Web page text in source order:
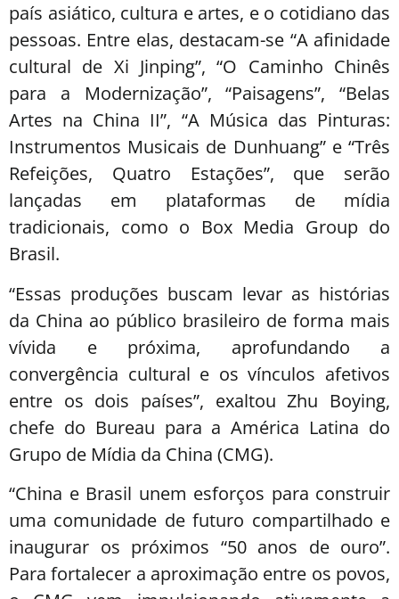
país asiático, cultura e artes, e o cotidiano das
pessoas. Entre elas, destacam-se “A afinidade
cultural de Xi Jinping”, “O Caminho Chinês
para a Modernização”, “Paisagens”, “Belas
Artes na China II”, “A Música das Pinturas:
Instrumentos Musicais de Dunhuang” e “Três
Refeições, Quatro Estações”, que serão
lançadas em plataformas de mídia
tradicionais, como o Box Media Group do
Brasil.
“Essas produções buscam levar as histórias
da China ao público brasileiro de forma mais
vívida e próxima, aprofundando a
convergência cultural e os vínculos afetivos
entre os dois países”, exaltou Zhu Boying,
chefe do Bureau para a América Latina do
Grupo de Mídia da China (CMG).
“China e Brasil unem esforços para construir
uma comunidade de futuro compartilhado e
inaugurar os próximos “50 anos de ouro”.
Para fortalecer a aproximação entre os povos,